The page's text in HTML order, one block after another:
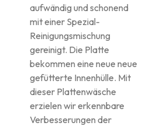
aufwändig und schonend
mit einer Spezial-
Reinigungsmischung
gereinigt. Die Platte
bekommen eine neue neue
gefütterte Innenhülle. Mit
dieser Plattenwäsche
erzielen wir erkennbare
Verbesserungen der